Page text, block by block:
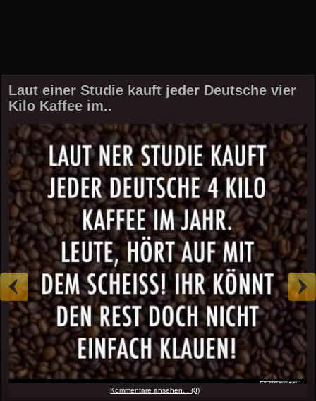
Laut einer Studie kauft jeder Deutsche vier
Kilo Kaffee im..
Kommentare ansehen... (0)